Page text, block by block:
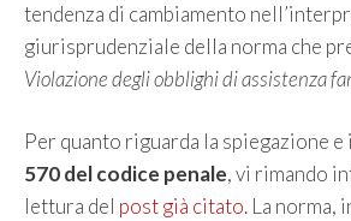
tendenza di cambiamento
giurisprudenziale della norma che
Violazione degli obblighi di assistenza
Per quanto riguarda la spiegazione e
570 del codice penale, vi rimando
lettura del post già citato. La norma,